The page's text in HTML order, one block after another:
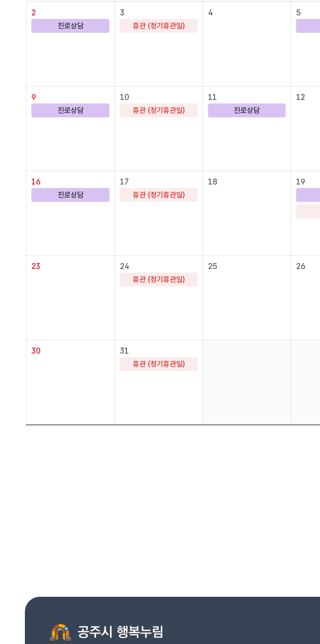
2
진로상담
3
휴관 (정기휴관일)
4 5
9
진로상담
10
휴관 (정기휴관일)
11
진로상담
12
16
진로상담
17
휴관 (정기휴관일)
18 19
23 24
휴관 (정기휴관일)
25 26
30 31
휴관 (정기휴관일)